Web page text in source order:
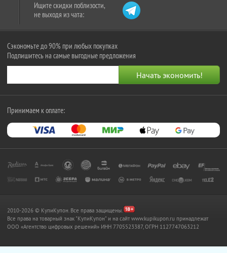
Ищите скидки поблизости,
не выходя из чата:
Сэкономьте до 90% при любых покупках
Подпишитесь на самые выгодные предложения
Принимаем к оплате:
2010-2026 © КупиКупон. Все права защищены.
Все права на товарный знак "КупиКупон" и на сайт www.kupikupon.ru принадлежат
OOO «Агентство цифровых решений» ИНН 7705523387, ОГРН 1127747063212